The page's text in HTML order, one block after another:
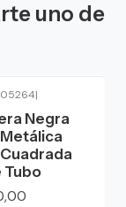
uno de
|
Negra
Tubo